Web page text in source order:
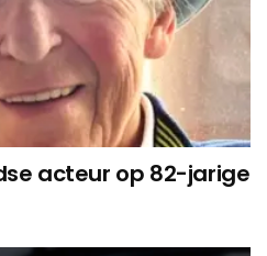
acteur op 82-jarige